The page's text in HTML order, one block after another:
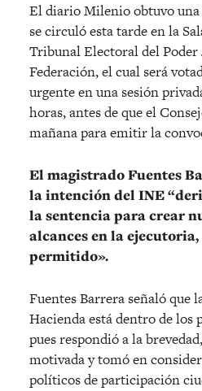
El diario Milenio obtuvo
se circuló esta tarde en la
Tribunal Electoral del Poder
Federación, el cual será
urgente en una sesión
horas, antes de que el
mañana para emitir la
El magistrado Fuentes
la intención del INE
la sentencia para crear
alcances en la
permitido».
Fuentes Barrera señaló que
Hacienda está dentro de los
pues respondió a la
motivada y tomó en
políticos de participación